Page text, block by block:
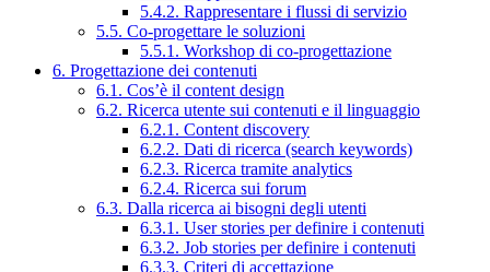
5.4.2. Rappresentare i flussi di servizio
5.5. Co-progettare le soluzioni
5.5.1. Workshop di co-progettazione
6. Progettazione dei contenuti
6.1. Cos’è il content design
6.2. Ricerca utente sui contenuti e il linguaggio
6.2.1. Content discovery
6.2.2. Dati di ricerca (search keywords)
6.2.3. Ricerca tramite analytics
6.2.4. Ricerca sui forum
6.3. Dalla ricerca ai bisogni degli utenti
6.3.1. User stories per definire i contenuti
6.3.2. Job stories per definire i contenuti
6.3.3. Criteri di accettazione